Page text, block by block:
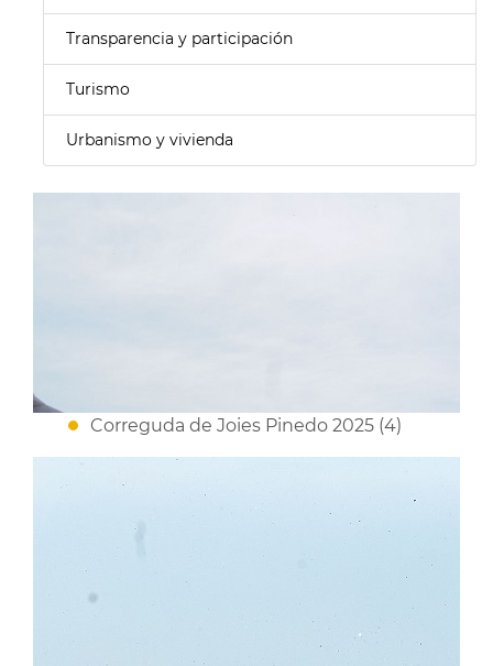
Transparencia y participación
Turismo
Urbanismo y vivienda
Correguda de Joies Pinedo 2025 (4)